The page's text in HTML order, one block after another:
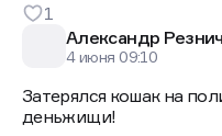
1
Александр
4 июня 09:10
Затерялся кошак на
деньжищи!